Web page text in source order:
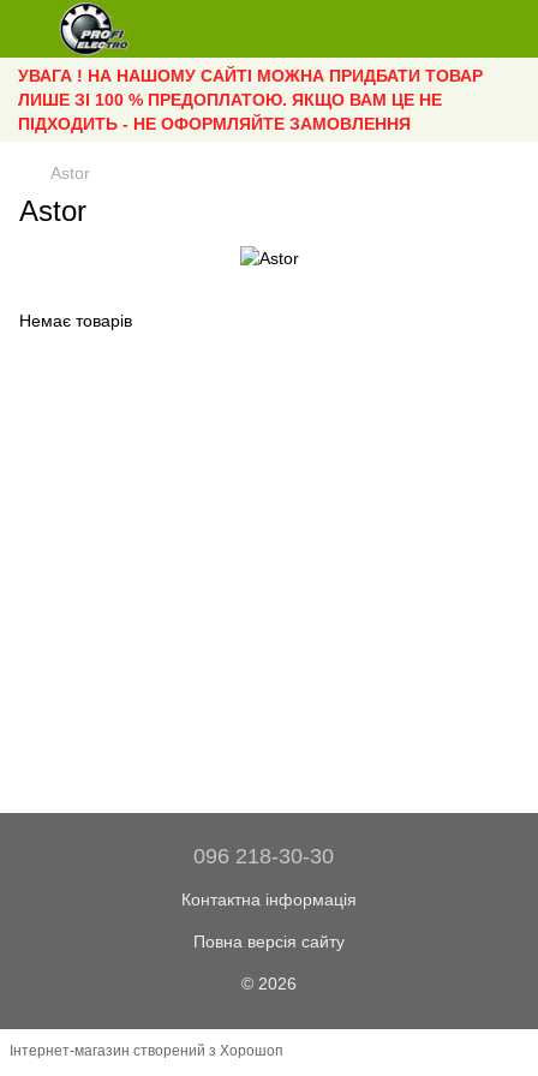
УВАГА ! НА НАШОМУ САЙТІ МОЖНА ПРИДБАТИ ТОВАР
ЛИШЕ ЗІ 100 % ПРЕДОПЛАТОЮ. ЯКЩО ВАМ ЦЕ НЕ
ПІДХОДИТЬ - НЕ ОФОРМЛЯЙТЕ ЗАМОВЛЕННЯ
Astor
Astor
Немає товарів
096 218-30-30
Контактна інформація
Повна версія сайту
© 2026
Інтернет-магазин створений з Хорошоп